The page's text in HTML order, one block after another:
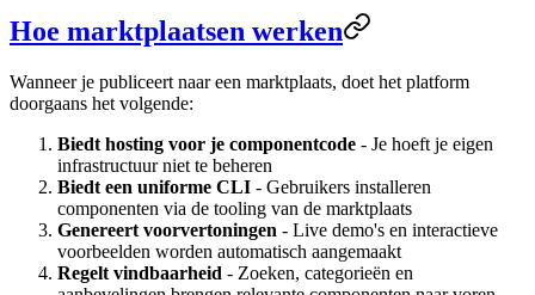
Hoe marktplaatsen werken
Wanneer je publiceert naar een marktplaats, doet het platform
doorgaans het volgende:
Biedt hosting voor je componentcode - Je hoeft je eigen
infrastructuur niet te beheren
Biedt een uniforme CLI - Gebruikers installeren
componenten via de tooling van de marktplaats
Genereert voorvertoningen - Live demo's en interactieve
voorbeelden worden automatisch aangemaakt
Regelt vindbaarheid - Zoeken, categorieën en